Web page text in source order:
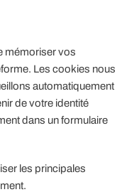
mémoriser vos
Les cookies nous
automatiquement
de votre identité
dans un formulaire
les principales